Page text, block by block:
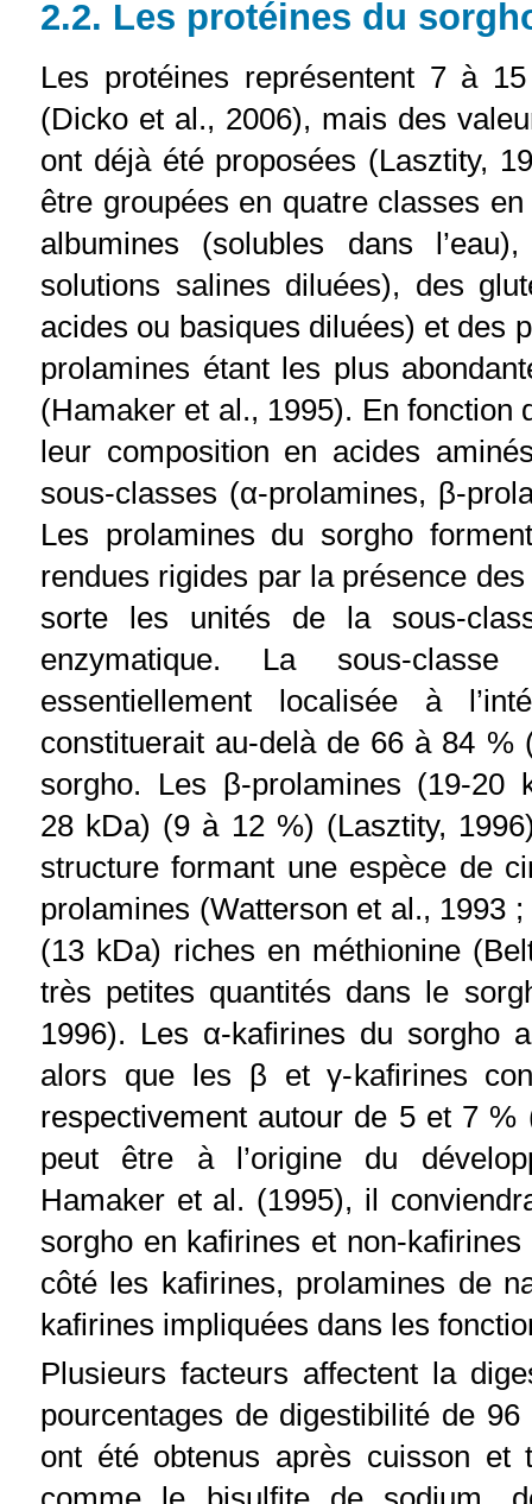
2.2. Les protéines du
Les protéines représentent 7 à
(Dicko et al., 2006), mais des
ont déjà été proposées (Lasztity,
être groupées en quatre classes
albumines (solubles dans
solutions salines diluées), des
acides ou basiques diluées) et des
prolamines étant les plus
(Hamaker et al., 1995). En fonction
leur composition en acides
sous-classes (α-prolamines, β-
Les prolamines du sorgho
rendues rigides par la présence
sorte les unités de la sous-
enzymatique. La sous-
essentiellement localisée à
constituerait au-delà de 66 à 84 %
sorgho. Les β-prolamines (19-
28 kDa) (9 à 12 %) (Lasztity,
structure formant une espèce de
prolamines (Watterson et al., 1993
(13 kDa) riches en méthionine
très petites quantités dans le
1996). Les α-kafirines du sorgho
alors que les β et γ-kafirines
respectivement autour de 5 et 7
peut être à l’origine du
Hamaker et al. (1995), il
sorgho en kafirines et non-
côté les kafirines, prolamines de
kafirines impliquées dans les
Plusieurs facteurs affectent la
pourcentages de digestibilité de
ont été obtenus après cuisson et